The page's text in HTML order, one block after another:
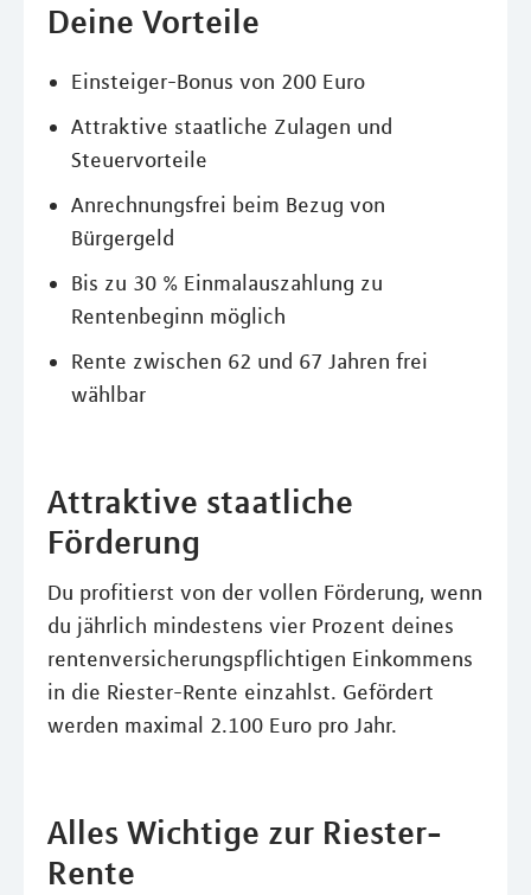
Deine Vorteile
Einsteiger-Bonus von 200 Euro
Attraktive staatliche Zulagen und
Steuervorteile
Anrechnungsfrei beim Bezug von
Bürgergeld
Bis zu 30 % Einmalauszahlung zu
Rentenbeginn möglich
Rente zwischen 62 und 67 Jahren frei
wählbar
Attraktive staatliche
Förderung
Du profitierst von der vollen Förderung, wenn
du jährlich mindestens vier Prozent deines
rentenversicherungspflichtigen Einkommens
in die Riester-Rente einzahlst. Gefördert
werden maximal 2.100 Euro pro Jahr.
Alles Wichtige zur Riester-
Rente